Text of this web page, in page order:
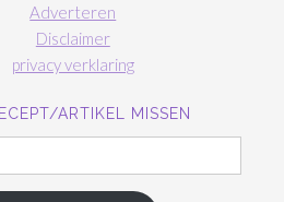
Adverteren
Disclaimer
privacy verklaring
ARTIKEL MISSEN